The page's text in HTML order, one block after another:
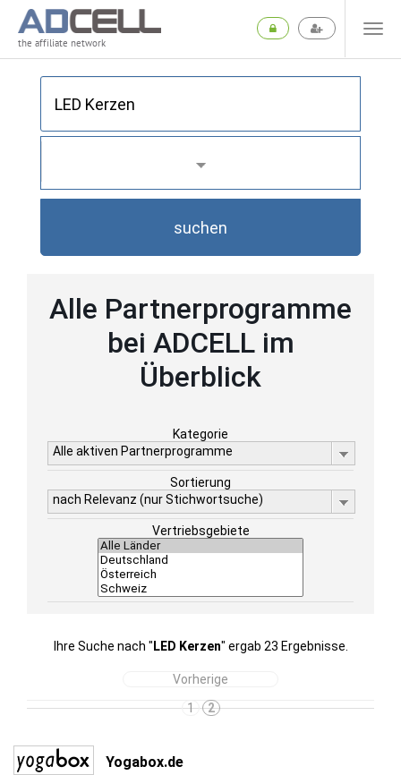
the affiliate network
suchen
Alle Partnerprogramme
bei ADCELL im
Überblick
Kategorie
Alle aktiven Partnerprogramme
Sortierung
nach Relevanz (nur Stichwortsuche)
Vertriebsgebiete
Ihre Suche nach " LED Kerzen" ergab 23 Ergebnisse.
Vorherige
1
2
Yogabox.de